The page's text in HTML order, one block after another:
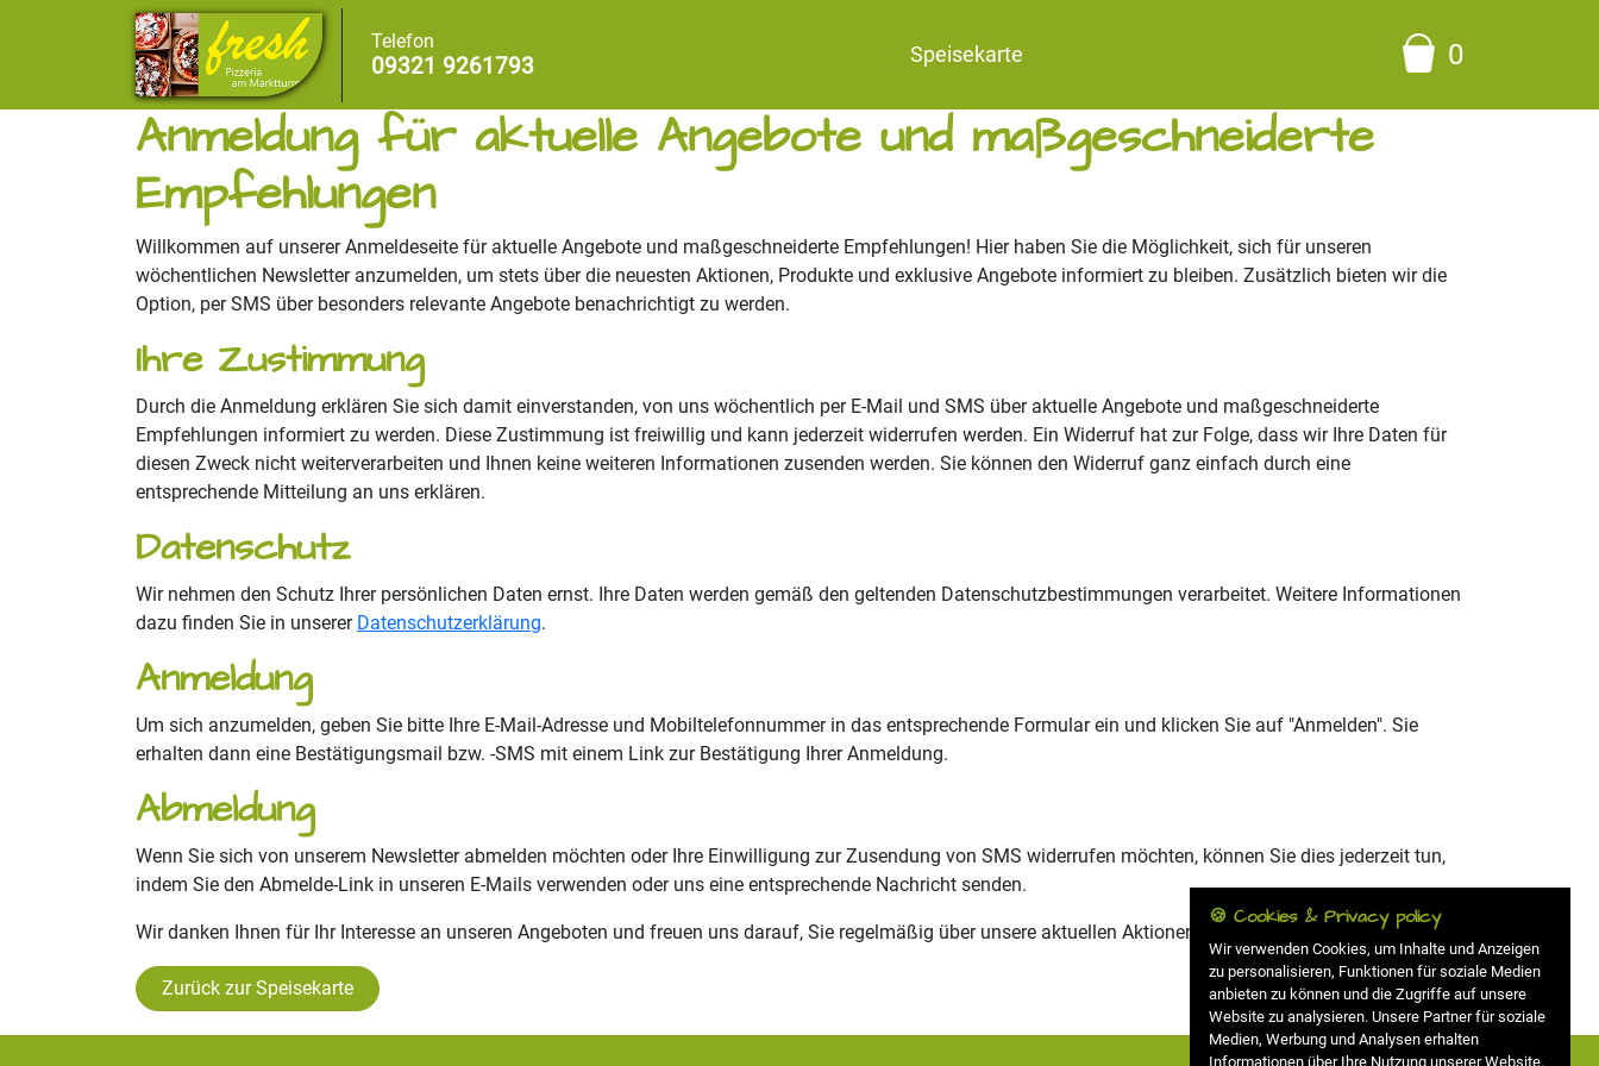
Telefon
09321 9261793 Speisekarte 0
Anmeldung für aktuelle Angebote und maßgeschneiderte
Empfehlungen
Willkommen auf unserer Anmeldeseite für aktuelle Angebote und maßgeschneiderte Empfehlungen! Hier haben Sie die Möglichkeit, sich für unseren
wöchentlichen Newsletter anzumelden, um stets über die neuesten Aktionen, Produkte und exklusive Angebote informiert zu bleiben. Zusätzlich bieten wir die
Option, per SMS über besonders relevante Angebote benachrichtigt zu werden.
Ihre Zustimmung
Durch die Anmeldung erklären Sie sich damit einverstanden, von uns wöchentlich per E-Mail und SMS über aktuelle Angebote und maßgeschneiderte
Empfehlungen informiert zu werden. Diese Zustimmung ist freiwillig und kann jederzeit widerrufen werden. Ein Widerruf hat zur Folge, dass wir Ihre Daten für
diesen Zweck nicht weiterverarbeiten und Ihnen keine weiteren Informationen zusenden werden. Sie können den Widerruf ganz einfach durch eine
entsprechende Mitteilung an uns erklären.
Datenschutz
Wir nehmen den Schutz Ihrer persönlichen Daten ernst. Ihre Daten werden gemäß den geltenden Datenschutzbestimmungen verarbeitet. Weitere Informationen
dazu finden Sie in unserer Datenschutzerklärung.
Anmeldung
Um sich anzumelden, geben Sie bitte Ihre E-Mail-Adresse und Mobiltelefonnummer in das entsprechende Formular ein und klicken Sie auf "Anmelden". Sie
erhalten dann eine Bestätigungsmail bzw. -SMS mit einem Link zur Bestätigung Ihrer Anmeldung.
Abmeldung
Wenn Sie sich von unserem Newsletter abmelden möchten oder Ihre Einwilligung zur Zusendung von SMS widerrufen möchten, können Sie dies jederzeit tun,
indem Sie den Abmelde-Link in unseren E-Mails verwenden oder uns eine entsprechende Nachricht senden.
Wir danken Ihnen für Ihr Interesse an unseren Angeboten und freuen uns darauf, Sie regelmäßig über unsere aktuellen Aktionen informieren zu dürfen!
Zurück zur Speisekarte
🍪 Cookies & Privacy policy
Wir verwenden Cookies, um Inhalte und Anzeigen
zu personalisieren, Funktionen für soziale Medien
anbieten zu können und die Zugriffe auf unsere
Website zu analysieren. Unsere Partner für soziale
Medien, Werbung und Analysen erhalten
Informationen über Ihre Nutzung unserer Website.